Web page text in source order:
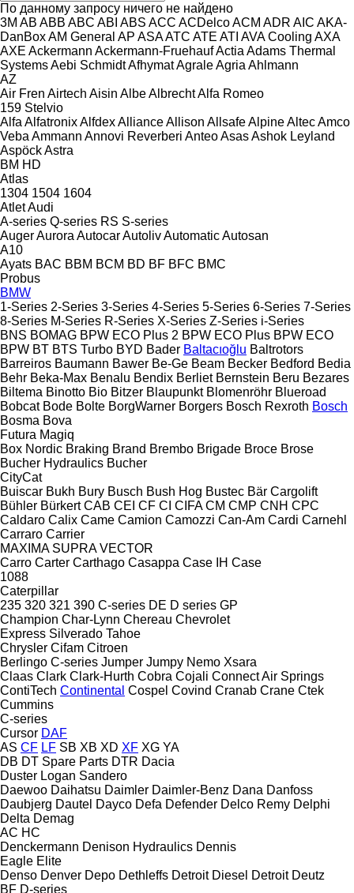
По данному запросу ничего не найдено
3M AB ABB ABC ABI ABS ACC ACDelcoACM ADR AIC AKA-
DanBoxAM General AP ASAATC ATE ATI AVA Cooling AXA
AXE Ackermann Ackermann-FruehaufActia Adams Thermal
SystemsAebi SchmidtAfhymatAgraleAgria Ahlmann
AZ
Air Fren Airtech Aisin AlbeAlbrechtAlfa Romeo
159 Stelvio
Alfa AlfatronixAlfdexAllianceAllison AllsafeAlpineAltecAmco
Veba Ammann Annovi Reverberi AnteoAsasAshok Leyland
AspöckAstra
BM HD
Atlas
1304 1504 1604
AtletAudi
A-series Q-series RS S-series
AugerAurora AutocarAutolivAutomaticAutosan
A10
Ayats BAC BBM BCM BD BF BFC BMC
Probus
BMW
1-Series 2-Series 3-Series 4-Series 5-Series 6-Series 7-Series
8-Series M-Series R-Series X-Series Z-Series i-Series
BNS BOMAG BPW ECO Plus 2 BPW ECO Plus BPW ECO
BPW BT BTS Turbo BYD Bader Baltacıoğlu Baltrotors
Barreiros Baumann Bawer Be-Ge Beam Becker Bedford Bedia
Behr Beka-Max Benalu Bendix Berliet Bernstein Beru Bezares
Biltema Binotto Bio Bitzer Blaupunkt Blomenröhr Blueroad
Bobcat Bode Bolte BorgWarner Borgers Bosch Rexroth Bosch
Bosma Bova
Futura Magiq
Box Nordic Braking Brand Brembo Brigade Broce Brose
Bucher Hydraulics Bucher
CityCat
Buiscar Bukh Bury Busch Bush Hog Bustec Bär Cargolift
Bühler Bürkert CAB CEI CF CI CIFA CM CMP CNH CPC
Caldaro Calix Came Camion Camozzi Can-Am Cardi Carnehl
Carraro Carrier
MAXIMA SUPRA VECTOR
Carro Carter Carthago Casappa Case IH Case
1088
Caterpillar
235 320 321 390 C-series DE D series GP
Champion Char-Lynn Chereau Chevrolet
Express Silverado Tahoe
Chrysler Cifam Citroen
Berlingo C-series Jumper Jumpy Nemo Xsara
Claas Clark Clark-Hurth Cobra Cojali Connect Air Springs
ContiTech Continental Cospel Covind Cranab Crane Ctek
Cummins
C-series
Cursor DAF
AS CF LF SB XB XD XF XG YA
DB DT Spare Parts DTR Dacia
Duster Logan Sandero
Daewoo Daihatsu Daimler Daimler-Benz Dana Danfoss
Daubjerg Dautel Dayco Defa Defender Delco Remy Delphi
Delta Demag
AC HC
Denckermann Denison Hydraulics Dennis
Eagle Elite
Denso Denver Depo Dethleffs Detroit Diesel Detroit Deutz
BF D-series